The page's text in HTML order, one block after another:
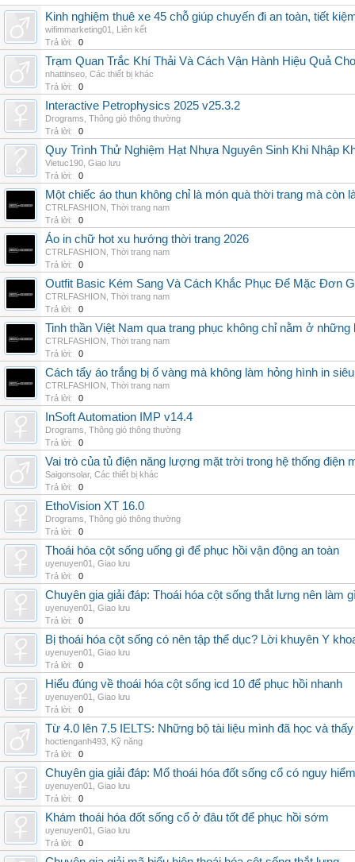
Kinh nghiệm thuê xe 45 chỗ giúp chuyến đi an toàn, tiết
wifimmarketing01
Liên kết
Trả lời:
0
Trạm Quan Trắc Khí Thải Và Cách Vận Hành Hiệu Quả
nhattinseo Các thiết bị khác
Trả lời:
0
Interactive Petrophysics 2025 v25.3.2
Drograms Thông gió thông thường
Trả lời:
0
Quy Trình Thử Nghiệm Hạt Nhựa Nguyên Sinh Khi Nhập
Vietuc190 Giao lưu
Trả lời:
0
Một chiếc áo thun không chỉ là món quà thời trang mà
CTRLFASHION Thời trang nam
Trả lời:
0
Áo in chữ hot xu hướng thời trang 2026
CTRLFASHION Thời trang nam
Trả lời:
0
Outfit Basic Kém Sang Và Cách Khắc Phục Để Mặc Đơn
CTRLFASHION Thời trang nam
Trả lời:
0
Tinh thần Việt Nam qua trang phục không chỉ nằm ở
CTRLFASHION Thời trang nam
Trả lời:
0
Cách tẩy áo trắng bị ố vàng mà không làm hỏng hình in
CTRLFASHION Thời trang nam
Trả lời:
0
InSoft Automation IMP v14.4
Drograms Thông gió thông thường
Trả lời:
0
Vai trò của tủ điện năng lượng mặt trời trong hệ thống điện
Saigonsolar, Các thiết bị khác
Trả lời:
0
EthoVision XT 16.0
Drograms Thông gió thông thường
Trả lời:
0
Thoái hóa cột sống uống gì để phục hồi vận động an toàn
uyenuyen01
Giao lưu
Trả lời:
0
Chuyên gia giải đáp: Thoái hóa cột sống thắt lưng nên làm
uyenuyen01
Giao lưu
Trả lời:
0
Bị thoái hóa cột sống có nên tập thể dục? Lời khuyên Y
uyenuyen01
Giao lưu
Trả lời:
0
Hiểu đúng về thoái hóa cột sống icd 10 để phục hồi nhanh
uyenuyen01
Giao lưu
Trả lời:
0
Từ 4.0 lên 7.5 IELTS: Những bộ tài liệu mình đã học và
hoctienganh493 Kỹ năng
Trả lời:
0
Chuyên gia giải đáp: Mổ thoái hóa đốt sống cổ có nguy
uyenuyen01
Giao lưu
Trả lời:
0
Khám thoái hóa đốt sống cổ ở đâu tốt để phục hồi sớm
uyenuyen01
Giao lưu
Trả lời:
0